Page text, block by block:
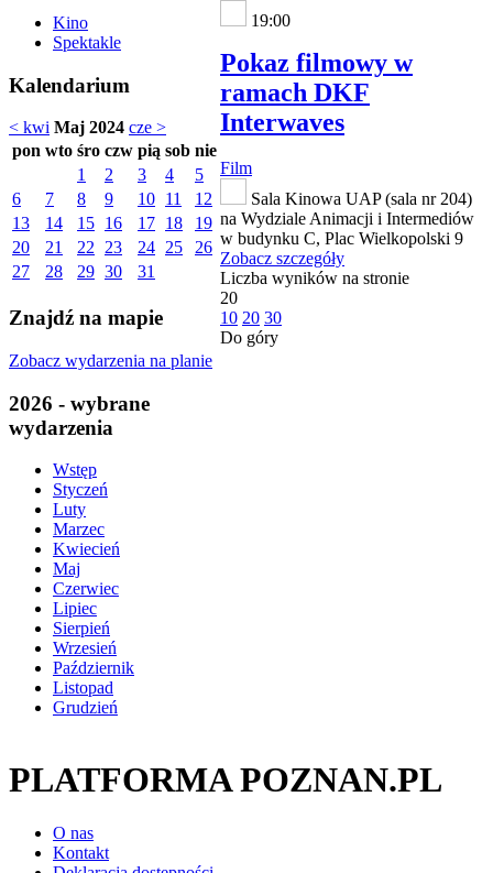
Kino
Spektakle
Kalendarium
< kwi Maj 2024 cze >
pon wto śro czw pią sob nie
1
2 3 4
5
6
7 8 9 10 11
12
13
14 15 16 17 18
19
20
21 22 23 24 25
26
27
28 29 30 31
Znajdź na mapie
Zobacz wydarzenia na planie
2026 - wybrane
wydarzenia
Wstęp
Styczeń
Luty
Marzec
Kwiecień
Maj
Czerwiec
Lipiec
Sierpień
Wrzesień
Październik
Listopad
Grudzień
19:00
Pokaz filmowy w
ramach DKF
Interwaves
Film
Sala Kinowa UAP (sala nr 204)
na Wydziale Animacji i Intermediów
w budynku C, Plac Wielkopolski 9
Zobacz szczegóły
Liczba wyników na stronie
20
10 20 30
Do góry
PLATFORMA POZNAN.PL
O nas
Kontakt